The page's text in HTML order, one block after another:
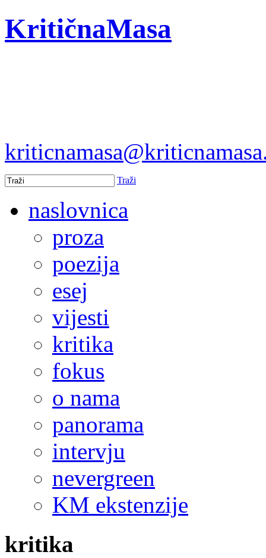
KritičnaMasa
Traži
naslovnica
proza
poezija
esej
vijesti
kritika
fokus
o nama
panorama
intervju
nevergreen
KM ekstenzije
kritika